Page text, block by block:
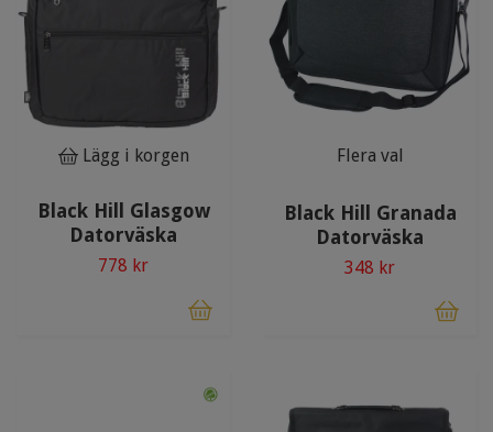
Lägg i korgen
Black Hill Glasgow
Datorväska
778 kr
Flera val
Black Hill Granada
Datorväska
348 kr